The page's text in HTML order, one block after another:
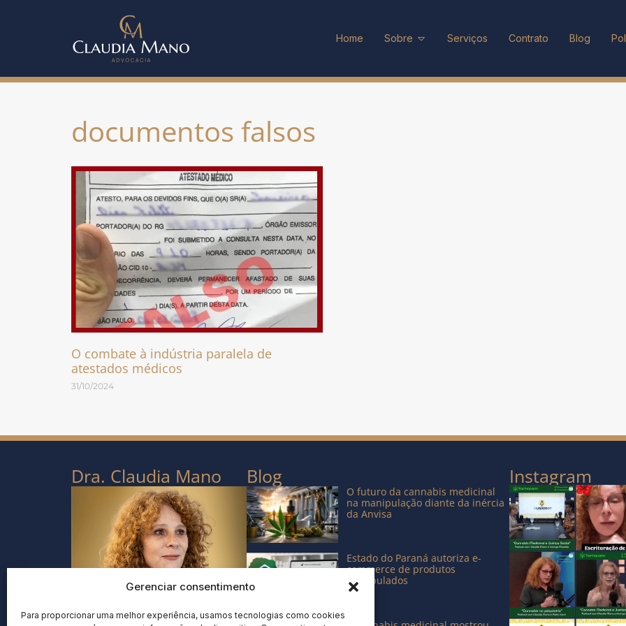
Gerenciar consentimento
Para proporcionar uma melhor experiência, usamos tecnologias como cookies
Home Sobre Serviços Contrato Blog
documentos falsos
O combate à indústria paralela de
atestados médicos
31/10/2024
Dra. Claudia Mano Blog
O futuro da cannabis medicinal
na manipulação diante da inércia
da Anvisa
Estado do Paraná autoriza e-
commerce de produtos
manipulados
Instagram